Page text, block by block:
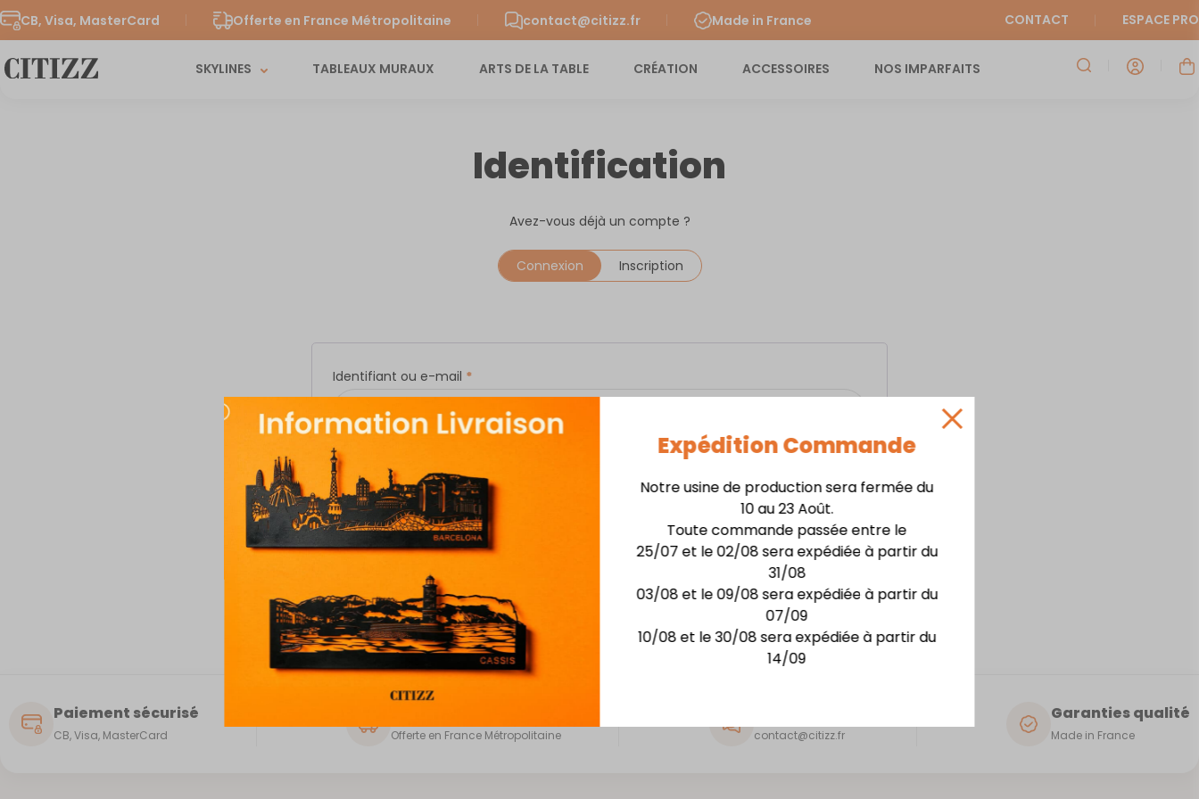
CB, Visa, MasterCard Offerte en France Métropolitaine contact@citizz.fr Made in France CONTACT ESPACE PRO
SKYLINES TABLEAUX MURAUX ARTS DE LA TABLE CRÉATION ACCESSOIRES NOS IMPARFAITS
Expédition Commande
Notre usine de production sera fermée du
10 au 23 Août.
Toute commande passée entre le
25/07 et le 02/08 sera expédiée à partir du
31/08
03/08 et le 09/08 sera expédiée à partir du
07/09
10/08 et le 30/08 sera expédiée à partir du
14/09
Identification
Avez-vous déjà un compte ?
Connexion Inscription
Identifiant ou e-mail *
Mot de passe
Se souvenir de moi
SE CONNECTER
Mot de passe perdu ?
Paiement sécurisé
CB, Visa, MasterCard Offerte en France Métropolitaine contact@citizz.fr
Garanties qualité
Made in France